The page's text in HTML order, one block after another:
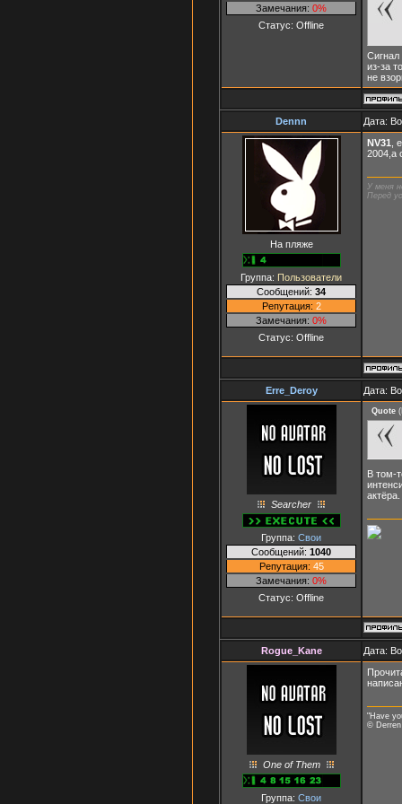
Замечания: 0%
Статус: Offline
из-за
не
Dennn Дата:
На пляже
Группа: Пользователи
Сообщений: 34
Репутация: 2
Замечания: 0%
Статус: Offline
NV31 ,
2004,а
У меня
Перед
Erre_Deroy Дата:
Searcher
Группа: Свои
Сообщений: 1040
Репутация: 45
Замечания: 0%
Статус: Offline
Quote (
В том-
актёра.
Rogue_Kane Дата:
One of Them
Группа: Свои
"Have
© Derren